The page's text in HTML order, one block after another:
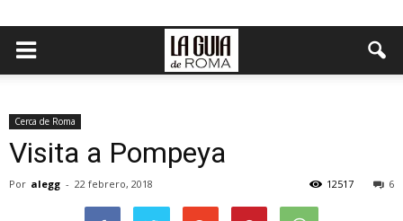
Cerca de Roma
Visita a Pompeya
Por alegg - 22 febrero, 2018 6
12517